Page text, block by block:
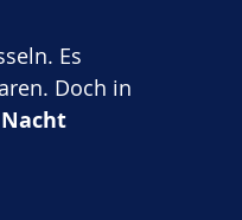
Es
Doch in